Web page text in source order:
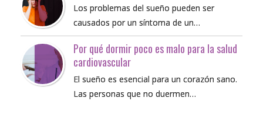
Los problemas del sueño pueden ser
causados por un síntoma de un…
Por qué dormir poco es malo para la salud
cardiovascular
El sueño es esencial para un corazón sano.
Las personas que no duermen…